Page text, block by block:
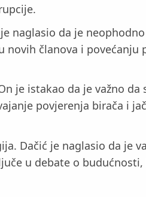
naglasio da je neophodno
novih članova i povećanju
je istakao da je važno da
povjerenja birača i
Dačić je naglasio da je
u debate o